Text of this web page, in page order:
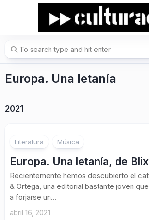
Europa. Una letanía
2021
Literatura Música
Europa. Una letanía, de
Recientemente hemos descubierto el
& Ortega, una editorial bastante joven
a forjarse un...
abril 16, 2021